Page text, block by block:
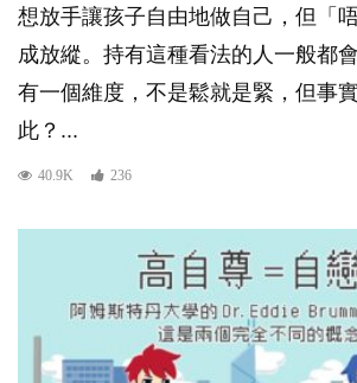
想放手讓孩子自由地做自己，但「
成放縱。持有這種看法的人一般都
有一個維度，不是鬆就是緊，但事
此？...
40.9K 236